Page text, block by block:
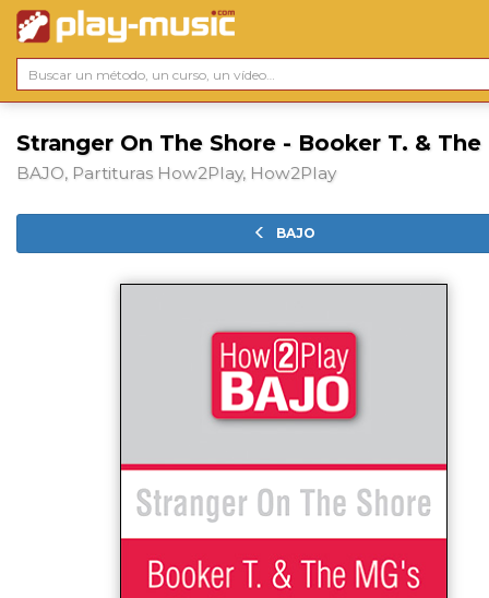
Stranger On The Shore - Booker T. & The
BAJO, Partituras How2Play, How2Play
BAJO